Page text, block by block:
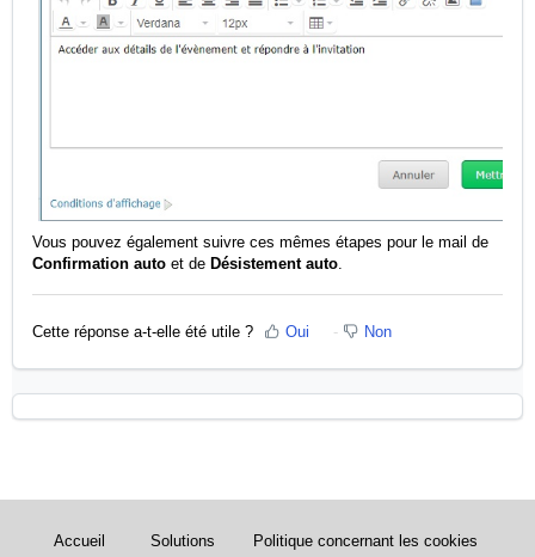
Vous pouvez également suivre ces mêmes étapes pour le mail de
Confirmation auto et de Désistement auto.
Cette réponse a-t-elle été utile ? Oui Non
Accueil Solutions Politique concernant les cookies